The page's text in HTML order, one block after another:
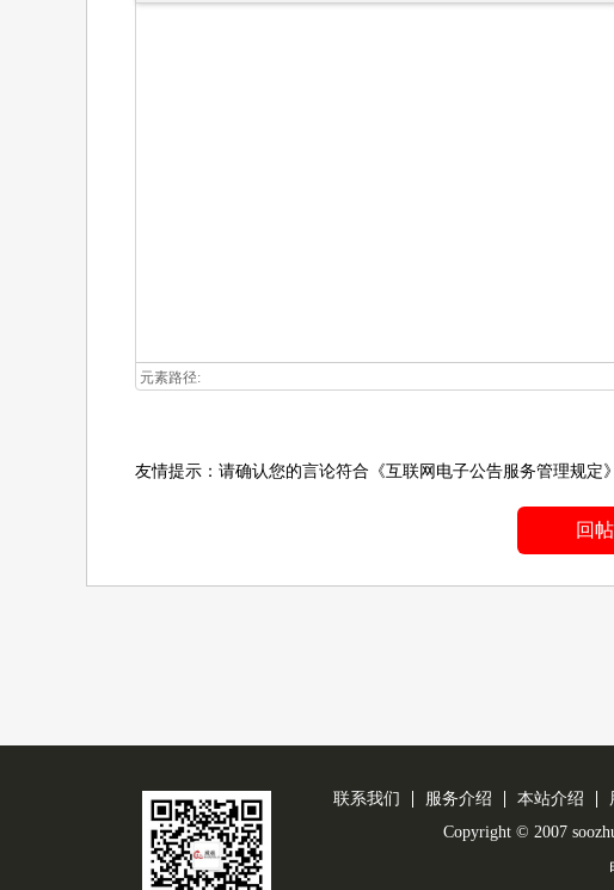
元素路径:
友情提示：请确认您的言论符合 《互联网电子公告服务管理规定》
回帖
联系我们 服务介绍 本站介绍
Copyright © 2007